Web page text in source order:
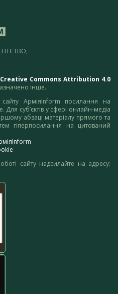
Creative Commons Attribution 4.0
інше.
АрміяInform посилання на
Для суб’єктів у сфері онлайн-медіа
абзаці матеріалу прямого та
гіперпосилання на цитований
сайту надсилайте на адресу: